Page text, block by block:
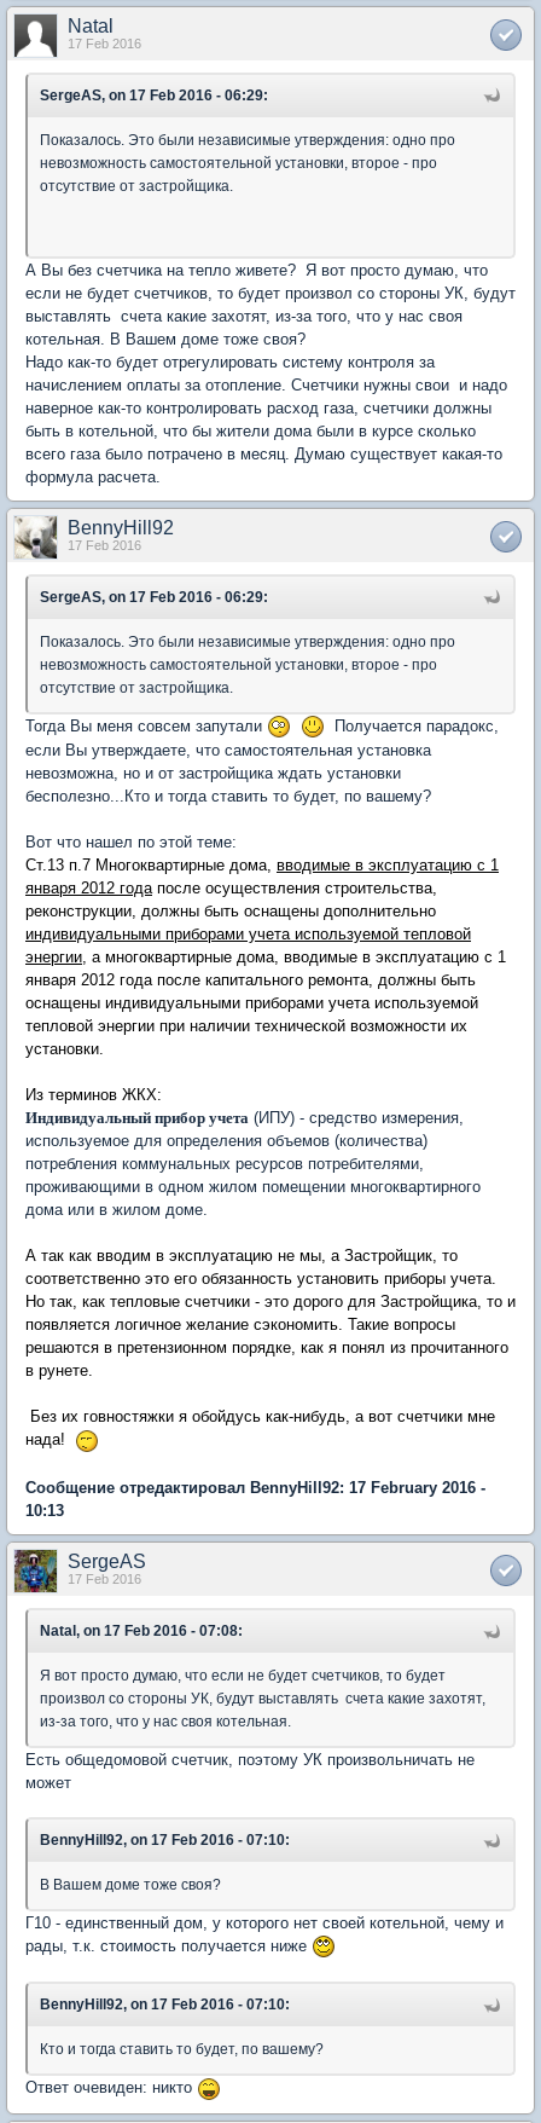
Natal
17 Feb 2016
SergeAS, on 17 Feb 2016 - 06:29:
Показалось. Это были независимые утверждения: одно про
невозможность самостоятельной установки, второе - про
отсутствие от застройщика.
А Вы без счетчика на тепло живете? Я вот просто думаю, что
если не будет счетчиков, то будет произвол со стороны УК, будут
выставлять счета какие захотят, из-за того, что у нас своя
котельная. В Вашем доме тоже своя?
Надо как-то будет отрегулировать систему контроля за
начислением оплаты за отопление. Счетчики нужны свои и надо
наверное как-то контролировать расход газа, счетчики должны
быть в котельной, что бы жители дома были в курсе сколько
всего газа было потрачено в месяц. Думаю существует какая-то
формула расчета.
BennyHill92
17 Feb 2016
SergeAS, on 17 Feb 2016 - 06:29:
Показалось. Это были независимые утверждения: одно про
невозможность самостоятельной установки, второе - про
отсутствие от застройщика.
Тогда Вы меня совсем запутали
Получается парадокс,
если Вы утверждаете, что самостоятельная установка
невозможна, но и от застройщика ждать установки
бесполезно...Кто и тогда ставить то будет, по вашему?
Вот что нашел по этой теме:
Ст.13 п.7 Многоквартирные дома, вводимые в эксплуатацию с 1
января 2012 годапосле осуществления строительства,
реконструкции, должны быть оснащены дополнительно
индивидуальными приборами учета используемой тепловой
энергии, а многоквартирные дома, вводимые в эксплуатацию с 1
января 2012 года после капитального ремонта, должны быть
оснащены индивидуальными приборами учета используемой
тепловой энергии при наличии технической возможности их
установки.
Из терминов ЖКХ:
Индивидуальный прибор учета (ИПУ) - средство измерения,
используемое для определения объемов (количества)
потребления коммунальных ресурсов потребителями,
проживающими в одном жилом помещении многоквартирного
дома или в жилом доме.
А так как вводим в эксплуатацию не мы, а Застройщик, то
соответственно это его обязанность установить приборы учета.
Но так, как тепловые счетчики - это дорого для Застройщика, то и
появляется логичное желание сэкономить. Такие вопросы
решаются в претензионном порядке, как я понял из прочитанного
в рунете.
Без их говностяжки я обойдусь как-нибудь, а вот счетчики мне
нада!
Сообщение отредактировал BennyHill92: 17 February 2016 -
10:13
SergeAS
17 Feb 2016
Natal, on 17 Feb 2016 - 07:08:
Я вот просто думаю, что если не будет счетчиков, то будет
произвол со стороны УК, будут выставлять счета какие захотят,
из-за того, что у нас своя котельная.
Есть общедомовой счетчик, поэтому УК произвольничать не
может
BennyHill92, on 17 Feb 2016 - 07:10:
В Вашем доме тоже своя?
Г10 - единственный дом, у которого нет своей котельной, чему и
рады, т.к. стоимость получается ниже
BennyHill92, on 17 Feb 2016 - 07:10:
Кто и тогда ставить то будет, по вашему?
Ответ очевиден: никто